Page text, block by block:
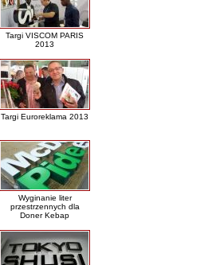
Targi VISCOM PARIS
2013
Targi Euroreklama 2013
Wyginanie liter
przestrzennych dla
Doner Kebap